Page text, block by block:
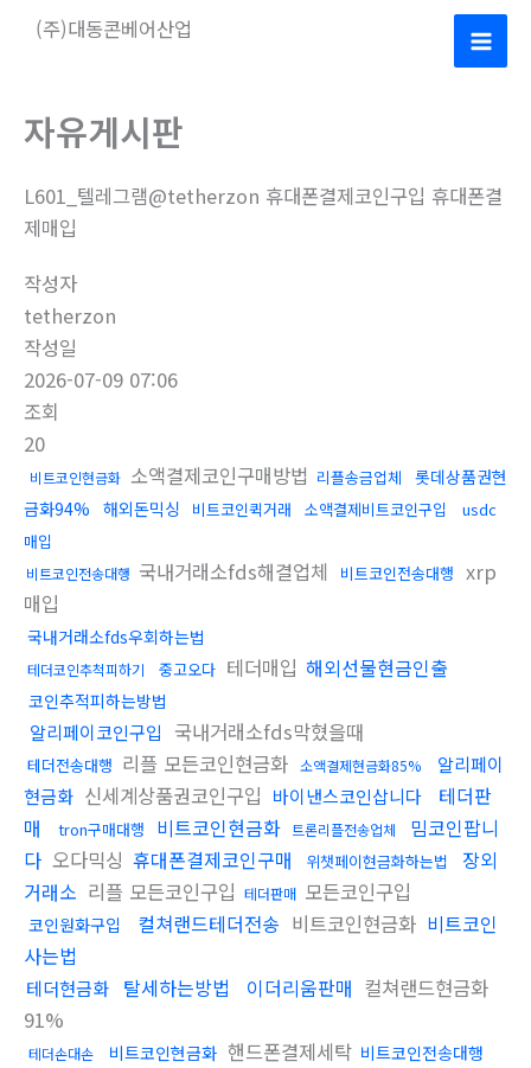
(주)대동콘베어산업
Main
자유게시판
L601_텔레그램@tetherzon 휴대폰결제코인구입 휴대폰결
제매입
작성자
tetherzon
작성일
2026-07-09 07:06
조회
20
비트코인현금화 소액결제코인구매방법 리플송금업체
롯데상품권현
금화94% 해외돈믹싱 비트코인퀵거래 소액결제비트코인구입
usdc
매입
비트코인전송대행 국내거래소fds해결업체 비트코인전송대행 xrp
매입
국내거래소fds우회하는법
테더코인추척피하기 중고오다 테더매입 해외선물현금인출
코인추적피하는방법
알리페이코인구입 국내거래소fds막혔을때
테더전송대행 리플 모든코인현금화 소액결제현금화85%
알리페이
현금화 신세계상품권코인구입 바이낸스코인삽니다
테더판
매
tron구매대행 비트코인현금화 트론리플전송업체
밈코인팝니
다 오다믹싱 휴대폰결제코인구매 위챗페이현금화하는법
장외
거래소 리플 모든코인구입 테더판매 모든코인구입
코인원화구입 컬쳐랜드테더전송 비트코인현금화 비트코인
사는법
테더현금화 탈세하는방법 이더리움판매 컬쳐랜드현금화
91%
테더손대손 비트코인현금화 핸드폰결제세탁 비트코인전송대행